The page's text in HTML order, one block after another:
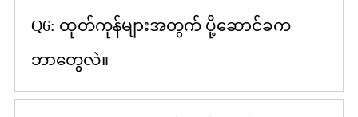
Q6: ထုတ်ကုန်များအတွက် ပို့ဆောင်ခက
ဘာတွေလဲ။